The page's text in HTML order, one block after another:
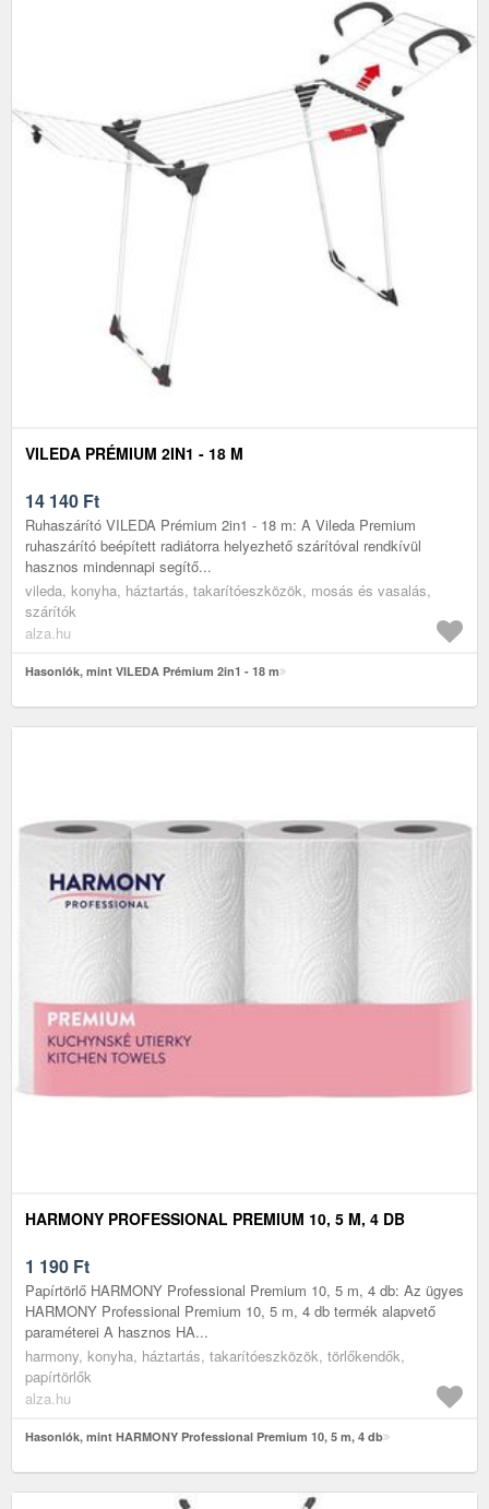
VILEDA PRÉMIUM 2IN1 - 18 M
14 140 Ft
Ruhaszárító VILEDA Prémium 2in1 - 18 m: A Vileda Premium
ruhaszárító beépített radiátorra helyezhető szárítóval rendkívül
hasznos mindennapi segítő...
vileda, konyha, háztartás, takarítóeszközök, mosás és vasalás,
szárítók
alza.hu
Hasonlók, mint VILEDA Prémium 2in1 - 18 m
HARMONY PROFESSIONAL PREMIUM 10, 5 M, 4 DB
1 190 Ft
Papírtörlő HARMONY Professional Premium 10, 5 m, 4 db: Az ügyes
HARMONY Professional Premium 10, 5 m, 4 db termék alapvető
paraméterei A hasznos HA...
harmony, konyha, háztartás, takarítóeszközök, törlőkendők,
papírtörlők
alza.hu
Hasonlók, mint HARMONY Professional Premium 10, 5 m, 4 db